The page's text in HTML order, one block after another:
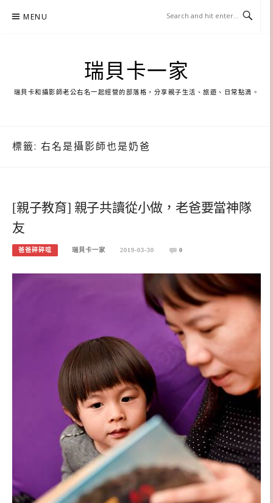
MENU
瑞貝卡一家
瑞貝卡和攝影師老公右名一起經營的部落格，分享親子生活、旅遊、日常點滴。
標籤: 右名是攝影師也是奶爸
[親子教育] 親子共讀從小做，老爸要當神隊
友
爸爸碎碎唸 瑞貝卡一家 2019-03-30 0